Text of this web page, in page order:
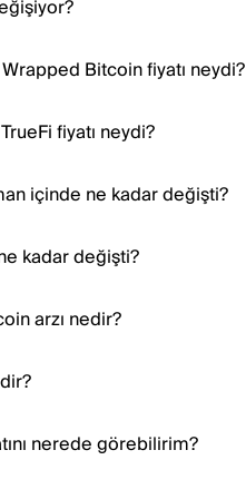
Bitcoin fiyatı neydi?
fiyatı neydi?
içinde ne kadar değişti?
kadar değişti?
arzı nedir?
nerede görebilirim?